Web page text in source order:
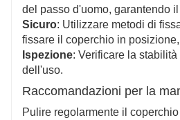
del passo d'uomo, garantendo
Sicuro: Utilizzare metodi di
fissare il coperchio in
Ispezione: Verificare la
dell'uso.
Raccomandazioni per la
Pulire regolarmente il